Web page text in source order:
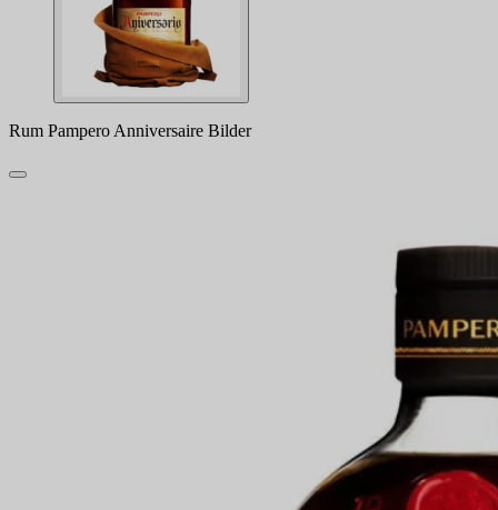
Rum Pampero Anniversaire Bilder